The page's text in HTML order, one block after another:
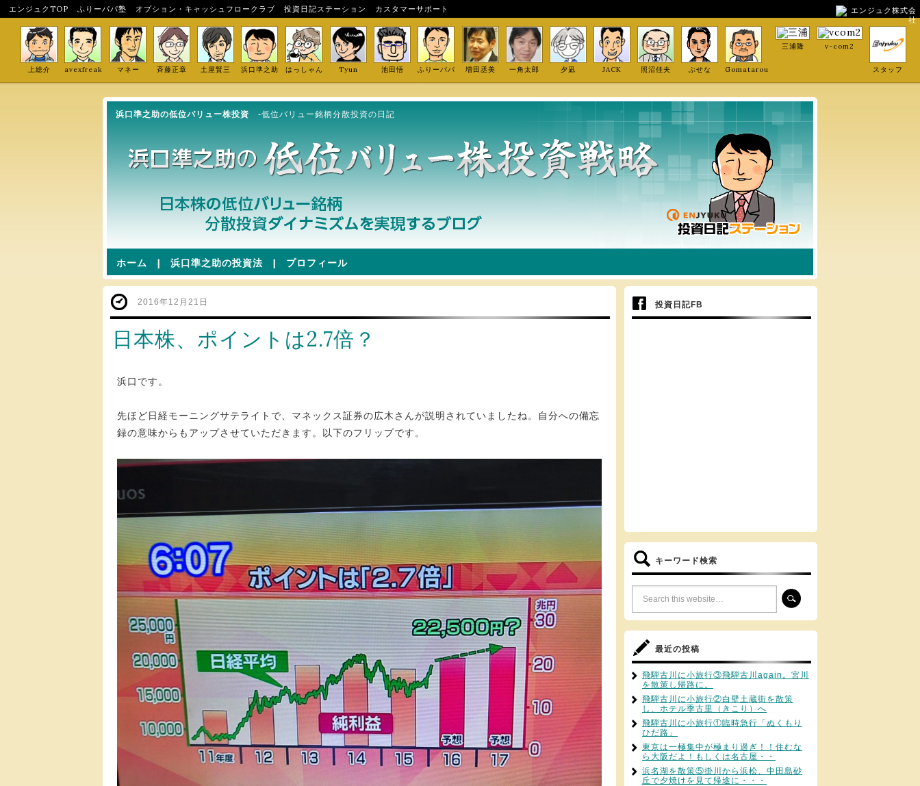
エンジュクTOP ふりーパパ塾 オプション・キャッシュフロークラブ 投資日記ステーション カスタマーサポート
エンジュク株式会
社
上総介 avexfreak マネー 斉藤正章 土屋賢三 浜口準之助 はっしゃん Tyun 池田悟 ふりーパパ 増田丞美 一角太郎 夕凪 JACK 照沼佳夫 ぶせな Gomatarou
三浦隆 v-com2
スタッフ
浜口準之助の低位バリュー株投資 -低位バリュー銘柄分散投資の日記
ホーム | 浜口準之助の投資法 | プロフィール
2016年12月21日
日本株、ポイントは2.7倍？
浜口です。
先ほど日経モーニングサテライトで、マネックス証券の広木さんが説明されていましたね。自分への備忘
録の意味からもアップさせていただきます。以下のフリップです。
投資日記FB
キーワード検索
最近の投稿
飛騨古川に小旅行③飛騨古川again。宮川
を散策し帰路に。
飛騨古川に小旅行②白壁土蔵街を散策
し、ホテル季古里（きこり）へ
飛騨古川に小旅行①臨時急行「ぬくもり
ひだ路」
東京は一極集中が極まり過ぎ！！住むな
ら大阪だよ！もしくは名古屋・・
浜名湖を散策⑤掛川から浜松、中田島砂
丘で夕焼けを見て帰途に・・・